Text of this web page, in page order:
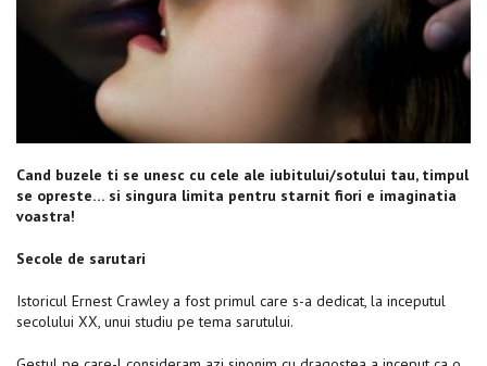
Cand buzele ti se unesc cu cele ale iubitului/sotului tau, timpul
se opreste… si singura limita pentru starnit fiori e imaginatia
voastra!
Secole de sarutari
Istoricul Ernest Crawley a fost primul care s-a dedicat, la inceputul
secolului XX, unui studiu pe tema sarutului.